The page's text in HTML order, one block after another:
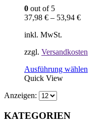
0 out of 5
37,98 € – 53,94 €
inkl. MwSt.
zzgl. Versandkosten
Ausführung wählen
Quick View
Anzeigen:
KATEGORIEN